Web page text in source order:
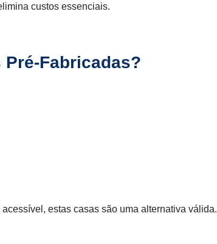
custos essenciais.
Pré-Fabricadas?
estas casas são uma alternativa válida.